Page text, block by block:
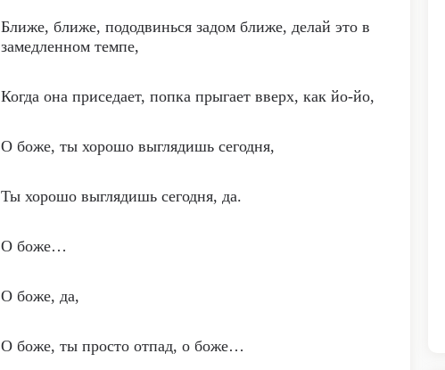
Ближе, ближе, пододвинься задом ближе, делай это в
замедленном темпе,
Когда она приседает, попка прыгает вверх, как йо-йо,
О боже, ты хорошо выглядишь сегодня,
Ты хорошо выглядишь сегодня, да.
О боже…
О боже, да,
О боже, ты просто отпад, о боже…